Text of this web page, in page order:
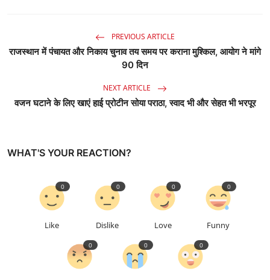
PREVIOUS ARTICLE
राजस्थान में पंचायत और निकाय चुनाव तय समय पर कराना मुश्किल, आयोग ने मांगे
90 दिन
NEXT ARTICLE
वजन घटाने के लिए खाएं हाई प्रोटीन सोया पराठा, स्वाद भी और सेहत भी भरपूर
WHAT'S YOUR REACTION?
Like
0
Dislike
0
Love
0
Funny
0
0 0 0